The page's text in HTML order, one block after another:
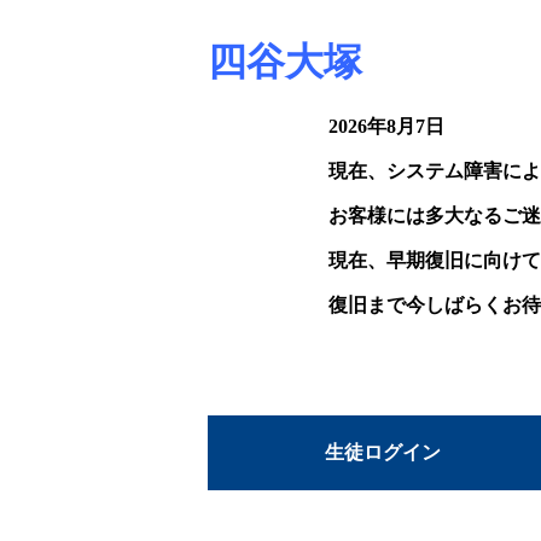
四谷大塚
2026年8月7日
現在、システム障害に
お客様には多大なるご
現在、早期復旧に向け
復旧まで今しばらくお
生徒ログイン